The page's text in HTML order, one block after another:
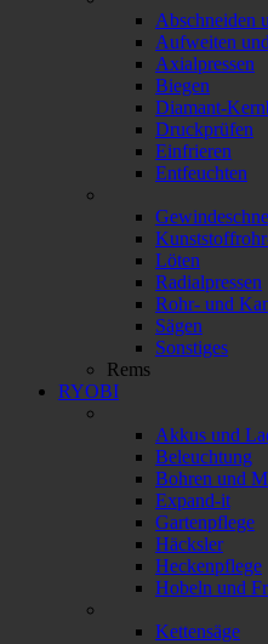
Abschneiden
Aufweiten
Axialpressen
Biegen
Diamant-
Druckprüfen
Einfrieren
Entfeuchten
Löten
Radialpressen
Rohr- und
Sägen
Sonstiges
Rems
RYOBI
Akkus und
Beleuchtung
Bohren und
Expand-it
Gartenpflege
Häcksler
Heckenpflege
Hobeln und
Kettensäge